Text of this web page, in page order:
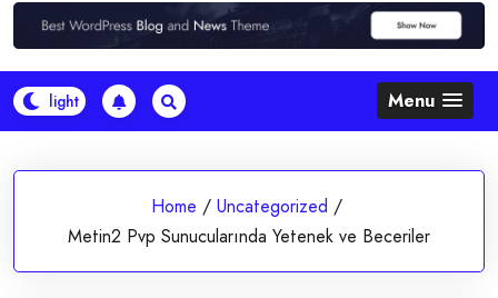
Menu
Home / Uncategorized /
Metin2 Pvp Sunucularında Yetenek ve Beceriler